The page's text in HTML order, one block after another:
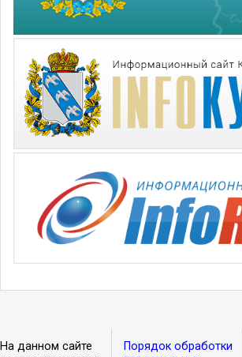
На данном сайте
Порядок обработки